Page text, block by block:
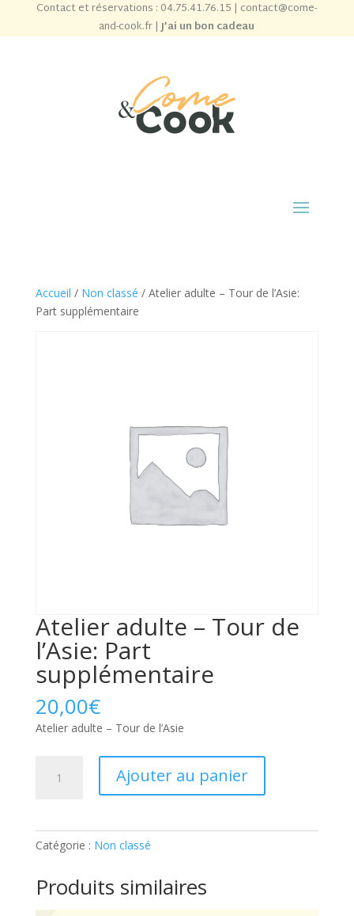
Contact et réservations : 04.75.41.76.15 | contact@come-
and-cook.fr|J’ai un bon cadeau
Accueil / Non classé / Atelier adulte – Tour de l’Asie:
Part supplémentaire
Atelier adulte – Tour de
l’Asie: Part
supplémentaire
20,00€
Atelier adulte – Tour de l’Asie
l’Asie:
Part
Ajouter au panier
Catégorie : Non classé
Produits similaires